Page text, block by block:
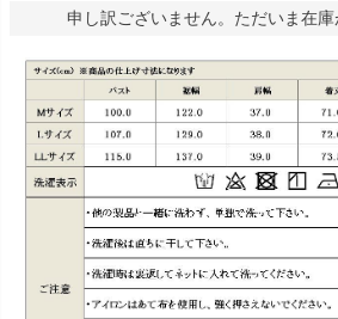
申し訳ございません。ただいま在庫